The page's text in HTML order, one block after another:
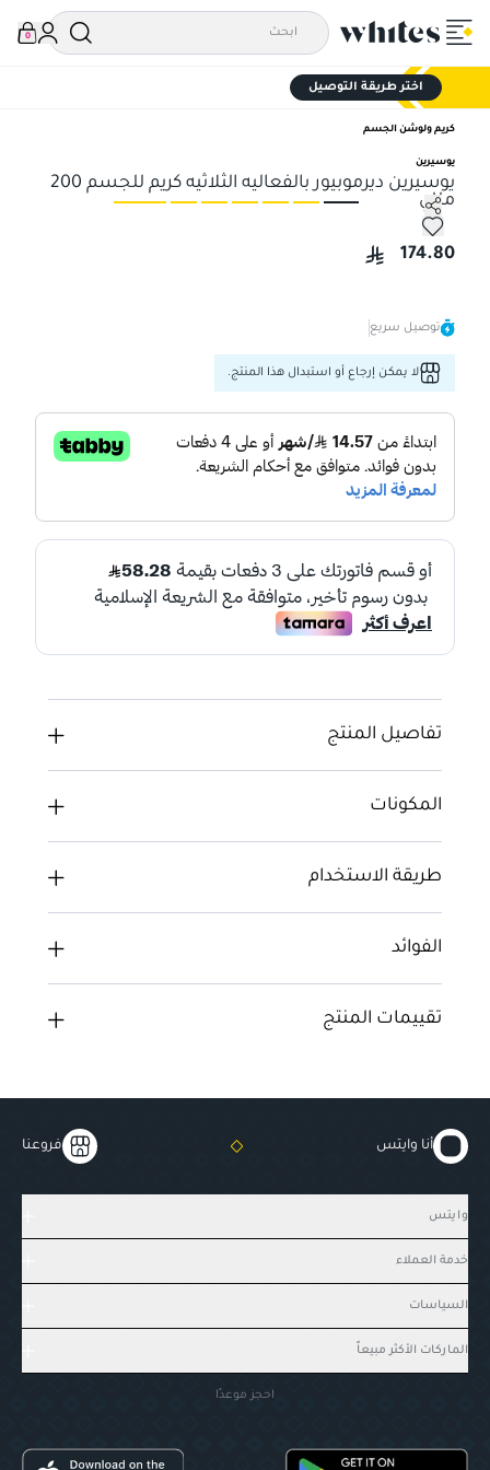
0
اختر طريقة التوصيل
كريم ولوشن الجسم
يوسيرين
يوسيرين ديرموبيور بالفعاليه الثلاثيه كريم للجسم 200
مللي
يوسيرين ديرموبيور بالفعاليه الثلاثيه كريم للجسم 200 مللي
174.80
توصيل سريع
لا يمكن إرجاع أو استبدال هذا المنتج.
تفاصيل المنتج
المكونات
طريقة الاستخدام
الفوائد
تقييمات المنتج
أنا وايتس فروعنا
وايتس
خدمة العملاء
السياسات
الماركات الأكثر مبيعاً
احجز موعدًا